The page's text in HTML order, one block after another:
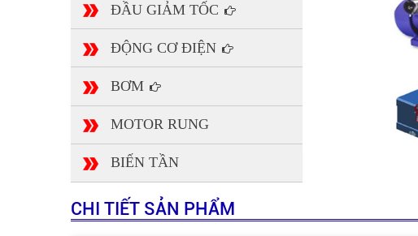
ĐẦU GIẢM TỐC
ĐỘNG CƠ ĐIỆN
BƠM
MOTOR RUNG
BIẾN TẦN
CHI TIẾT SẢN PHẨM